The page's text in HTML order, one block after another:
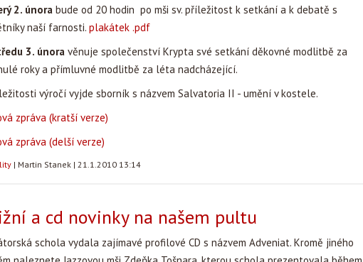
2. února bude od 20 hodin po mši sv. příležitost k setkání a k debatě s
naší farnosti. plakátek .pdf
3. února věnuje společenství Krypta své setkání děkovné modlitbě za
roky a přímluvné modlitbě za léta nadcházející.
výročí vyjde sborník s názvem Salvatoria II - umění v kostele.
zpráva (kratší verze)
zpráva (delší verze)
| Martin Stanek | 21.1.2010 13:14
a cd novinky na našem pultu
schola vydala zajímavé profilové CD s názvem Adveniat. Kromě jiného